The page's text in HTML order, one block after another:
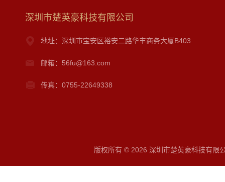
深圳市楚英豪科技有限公司
地址：深圳市宝安区裕安二路华丰商务大厦B403
邮箱：56fu@163.com
传真：0755-22649338
版权所有 © 2026 深圳市楚英豪科技有限